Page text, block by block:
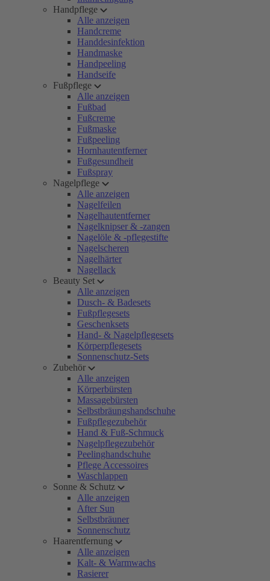
Handpflege
Alle anzeigen
Handcreme
Handdesinfektion
Handmaske
Handpeeling
Handseife
Fußpflege
Alle anzeigen
Fußbad
Fußcreme
Fußmaske
Fußpeeling
Hornhautentferner
Fußgesundheit
Fußspray
Nagelpflege
Alle anzeigen
Nagelfeilen
Nagelhautentferner
Nagelknipser & -zangen
Nagelöle & -pflegestifte
Nagelscheren
Nagelhärter
Nagellack
Beauty Set
Alle anzeigen
Dusch- & Badesets
Fußpflegesets
Geschenksets
Hand- & Nagelpflegesets
Körperpflegesets
Sonnenschutz-Sets
Zubehör
Alle anzeigen
Körperbürsten
Massagebürsten
Selbstbräungshandschuhe
Fußpflegezubehör
Hand & Fuß-Schmuck
Nagelpflegezubehör
Peelinghandschuhe
Pflege Accessoires
Waschlappen
Sonne & Schutz
Alle anzeigen
After Sun
Selbstbräuner
Sonnenschutz
Haarentfernung
Alle anzeigen
Kalt- & Warmwachs
Rasierer